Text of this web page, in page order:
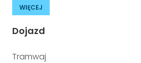
WIĘCEJ
Dojazd
Tramwaj